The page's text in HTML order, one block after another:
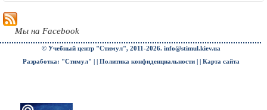
Мы на Facebook
© Учебный центр "Стимул", 2011-2026. info@stimul.kiev.ua
Разработка: "Стимул" | | Политика конфиденциальности| | Карта сайта